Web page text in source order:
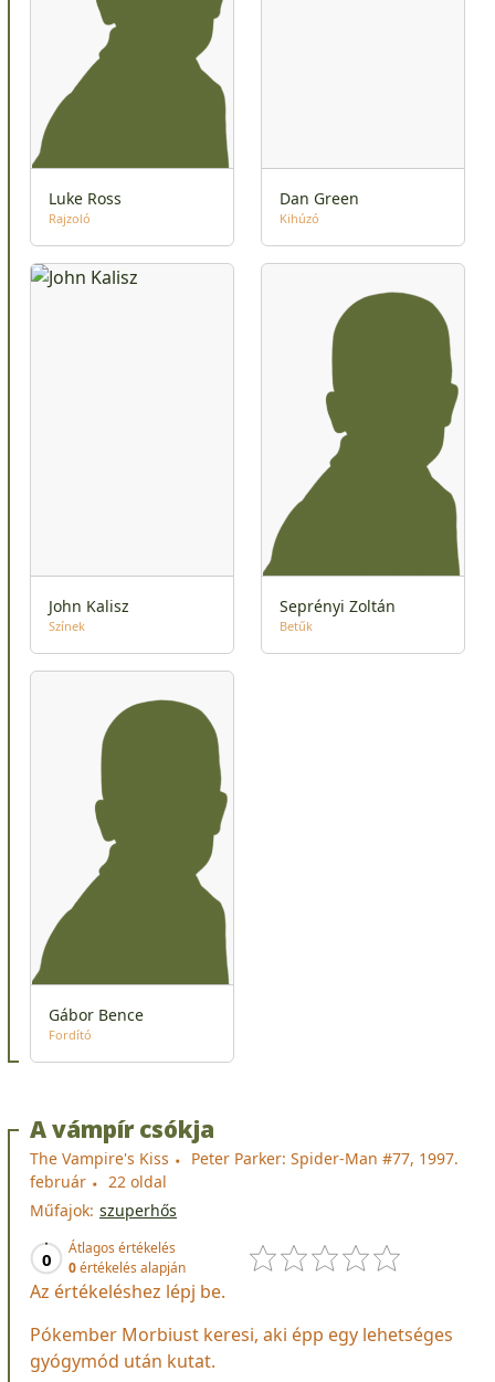
Luke Ross
Rajzoló
Dan Green
Kihúzó
John Kalisz
Színek
Seprényi Zoltán
Betűk
Gábor Bence
Fordító
A vámpír csókja
The Vampire's Kiss
Peter Parker: Spider-Man #77, 1997.
február
22 oldal
Műfajok: szuperhős
0
Átlagos értékelés
0értékelés alapján
Az értékeléshez lépj be.
Pókember Morbiust keresi, aki épp egy lehetséges
gyógymód után kutat.